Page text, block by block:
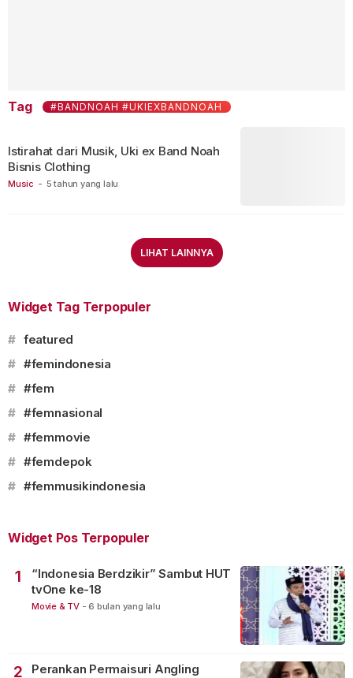
Tag #BANDNOAH #UKIEXBANDNOAH
Music - 5 tahun yang lalu
Istirahat dari Musik, Uki ex Band Noah
Bisnis Clothing
LIHAT LAINNYA
Widget Tag Terpopuler
# featured
# #femindonesia
# #fem
# #femnasional
# #femmovie
# #femdepok
# #femmusikindonesia
Widget Pos Terpopuler
1
“Indonesia Berdzikir” Sambut HUT
tvOne ke-18
Movie & TV - 6 bulan yang lalu
2
Perankan Permaisuri Angling